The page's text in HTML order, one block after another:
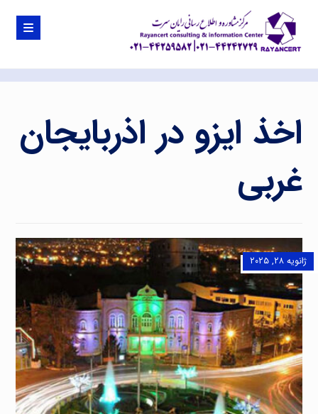
اخذ ایزو در اذربایجان
غربی
ژانویه ۲۸, ۲۰۲۵